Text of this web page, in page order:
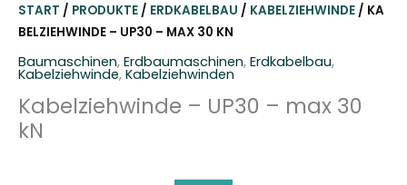
START / PRODUKTE / ERDKABELBAU / KABELZIEHWINDE / KA
BELZIEHWINDE – UP30 – MAX 30 KN
Baumaschinen, Erdbaumaschinen, Erdkabelbau,
Kabelziehwinde, Kabelziehwinden
Kabelziehwinde – UP30 – max 30
kN